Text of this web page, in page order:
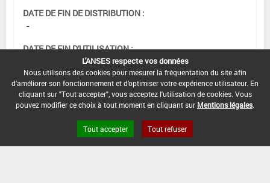
DATE DE FIN DE DISTRIBUTION :
-
DATE DE FIN D'UTILISATION :
L'ANSES respecte vos données
Nous utilisons des cookies pour mesurer la fréquentation du site afin
d'améliorer son fonctionnement et d'optimiser votre expérience utilisateur. En
cliquant sur "Tout accepter", vous acceptez l'utilisation de cookies. Vous
pouvez modifier ce choix à tout moment en cliquant sur Mentions légales
Tout accepter Tout refuser